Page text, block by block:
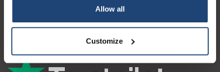
Allow all
Customize
Contactgegevens